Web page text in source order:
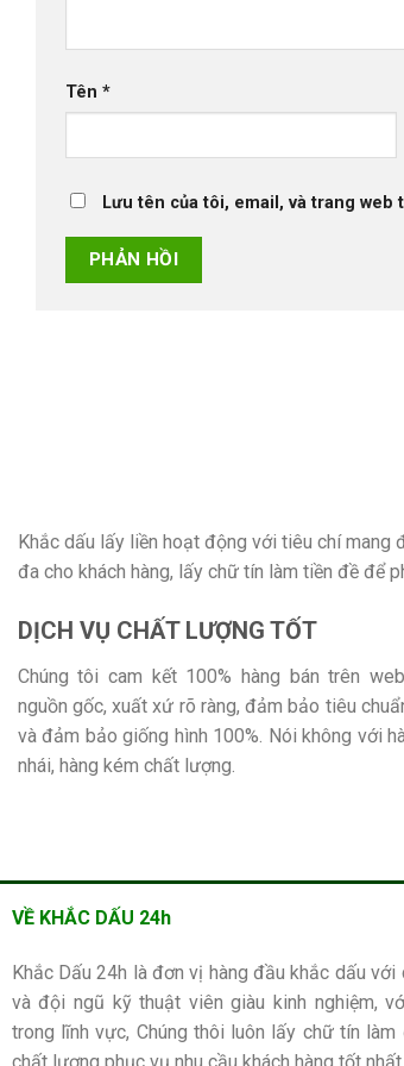
Tên *
Lưu tên của tôi, email, và trang
Khắc dấu lấy liền hoạt động với tiêu chí mang
đa cho khách hàng, lấy chữ tín làm tiền đề để
DỊCH VỤ CHẤT LƯỢNG TỐT
Chúng tôi cam kết 100% hàng bán trên
nguồn gốc, xuất xứ rõ ràng, đảm bảo tiêu
và đảm bảo giống hình 100%. Nói không với
nhái, hàng kém chất lượng.
VỀ KHẮC DẤU 24h
Khắc Dấu 24h là đơn vị hàng đầu khắc dấu với
và đội ngũ kỹ thuật viên giàu kinh nghiệm,
trong lĩnh vực, Chúng thôi luôn lấy chữ tín làm
chất lượng phục vụ nhu cầu khách hàng tốt nhất